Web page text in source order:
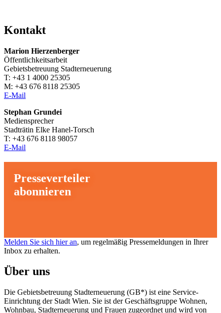
Kontakt
Marion Hierzenberger
Öffentlichkeitsarbeit
Gebietsbetreuung Stadterneuerung
T: +43 1 4000 25305
M: +43 676 8118 25305
E-Mail
Stephan Grundei
Mediensprecher
Stadträtin Elke Hanel-Torsch
T: +43 676 8118 98057
E-Mail
Presseverteiler
abonnieren
Melden Sie sich hier an, um regelmäßig Pressemeldungen in Ihrer
Inbox zu erhalten.
Über uns
Die Gebietsbetreuung Stadterneuerung (GB*) ist eine Service-
Einrichtung der Stadt Wien. Sie ist der Geschäfts­gruppe Wohnen,
Wohnbau, Stadt­erneuerung und Frauen zugeordnet und wird von